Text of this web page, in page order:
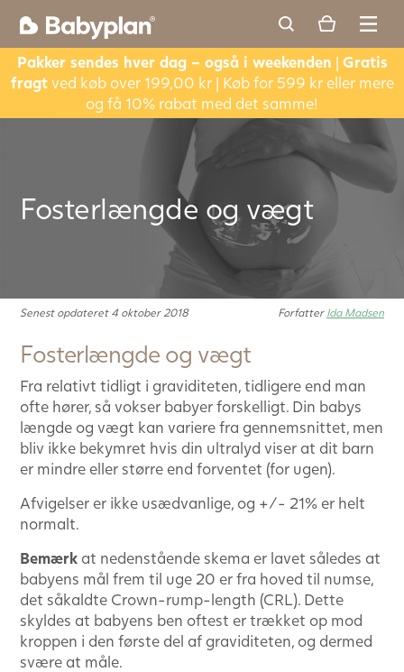
Pakker sendes hver dag – også i weekenden | Gratis
fragtved køb over 199,00 kr | Køb for 599 kr eller mere
og få 10% rabat med det samme!
Fosterlængde og vægt
Senest opdateret 4 oktober 2018 Forfatter Ida Madsen
Fosterlængde og vægt
Fra relativt tidligt i graviditeten, tidligere end man
ofte hører, så vokser babyer forskelligt. Din babys
længde og vægt kan variere fra gennemsnittet, men
bliv ikke bekymret hvis din ultralyd viser at dit barn
er mindre eller større end forventet (for ugen).
Afvigelser er ikke usædvanlige, og +/- 21% er helt
normalt.
Bemærk at nedenstående skema er lavet således at
babyens mål frem til uge 20 er fra hoved til numse,
det såkaldte Crown-rump-length (CRL). Dette
skyldes at babyens ben oftest er trækket op mod
kroppen i den første del af graviditeten, og dermed
svære at måle.